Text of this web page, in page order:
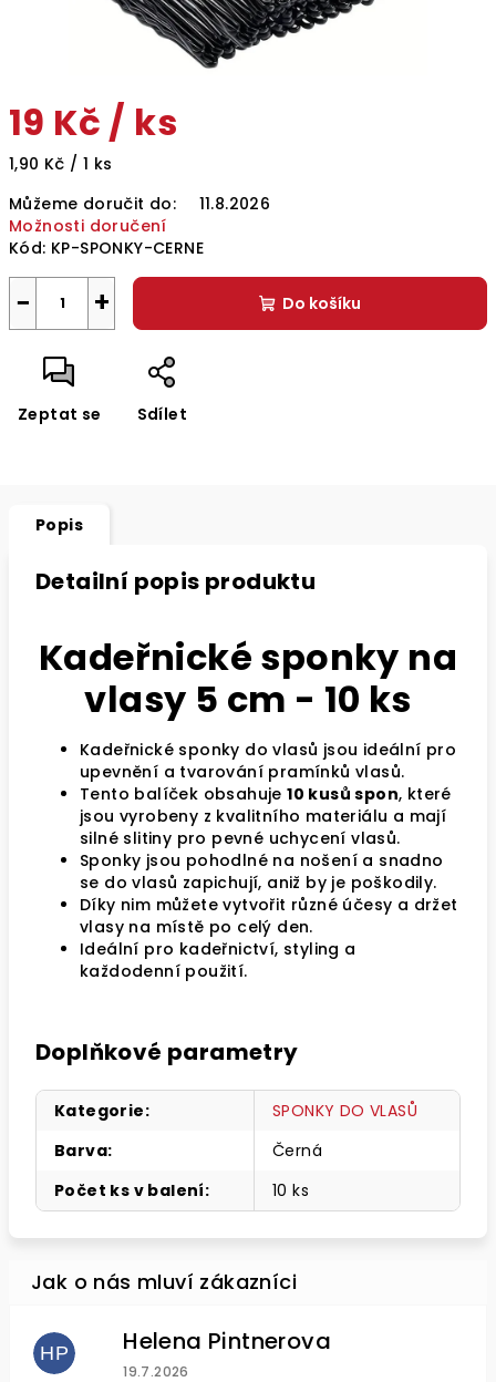
19 Kč / ks
Měrná
1,90 Kč / 1 ks
Můžeme doručit do:
11.8.2026
Možnosti doručení
Kód: KP-SPONKY-CERNE
+
− Do košíku
Zeptat se Sdílet
Popis
Detailní popis produktu
Kadeřnické sponky na
vlasy 5 cm - 10 ks
Kadeřnické sponky do vlasů jsou ideální pro
upevnění a tvarování pramínků vlasů.
Tento balíček obsahuje10 kusů spon, které
jsou vyrobeny z kvalitního materiálu a mají
silné slitiny pro pevné uchycení vlasů.
Sponky jsou pohodlné na nošení a snadno
se do vlasů zapichují, aniž by je poškodily.
Díky nim můžete vytvořit různé účesy a držet
vlasy na místě po celý den.
Ideální pro kadeřnictví, styling a
každodenní použití.
Doplňkové parametry
Kategorie:
SPONKY DO VLASŮ
Barva:
Černá
Počet ks v balení: 10 ks
HP Helena Pintnerova
Hodnocení obchodu je 4 z 5 hvězdiček.
19.7.2026